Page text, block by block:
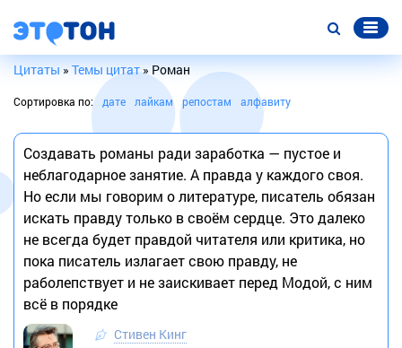
Цитаты » Темы цитат» Роман
Сортировка по: дате лайкам репостам алфавиту
Создавать романы ради заработка — пустое и
неблагодарное занятие. А правда у каждого своя.
Но если мы говорим о литературе, писатель обязан
искать правду только в своём сердце. Это далеко
не всегда будет правдой читателя или критика, но
пока писатель излагает свою правду, не
раболепствует и не заискивает перед Модой, с ним
всё в порядке
Стивен Кинг